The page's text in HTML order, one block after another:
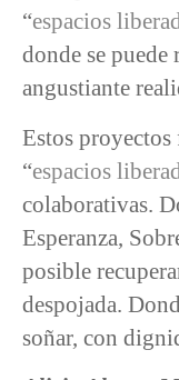
“espacios
donde se puede
angustiante
Estos
“espacios
colaborativas.
Esperanza,
posible
despojada.
soñar, con